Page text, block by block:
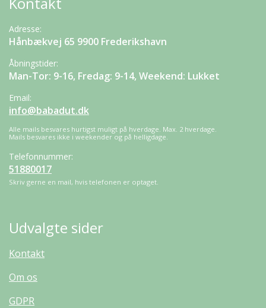
Adresse:
Hånbækvej 65 9900 Frederikshavn
Åbningstider:
Man-Tor: 9-16, Fredag: 9-14, Weekend: Lukket
Email:
info@babadut.dk
Alle mails besvares hurtigst muligt på hverdage. Max. 2 hverdage.
Mails besvares ikke i weekender og på helligdage.
Telefonnummer:
51880017
Skriv gerne en mail, hvis telefonen er optaget.
Udvalgte sider
Kontakt
Om os
GDPR